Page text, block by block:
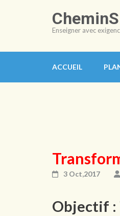
Enseigner avec
ACCUEIL
3 Oct,2017
Objectif :